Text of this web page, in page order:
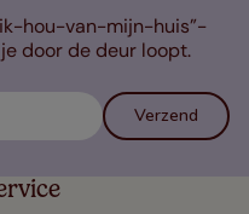
hou-van-mijn-huis”-
door de deur loopt.
Verzend